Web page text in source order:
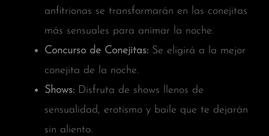
anfitrionas se transformarán en las conejitas
más sensuales para animar la noche.
Concurso de Conejitas: Se eligirá a la mejor
conejita de la noche.
Shows: Disfruta de shows llenos de
sensualidad, erotismo y baile que te dejarán
sin aliento.